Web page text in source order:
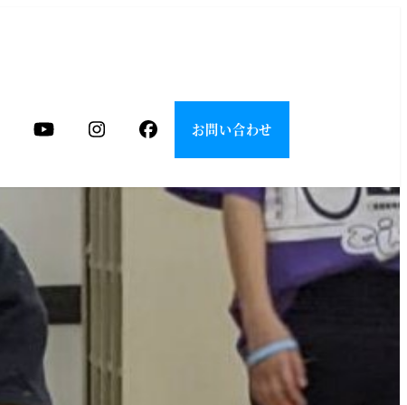
お問い合わせ